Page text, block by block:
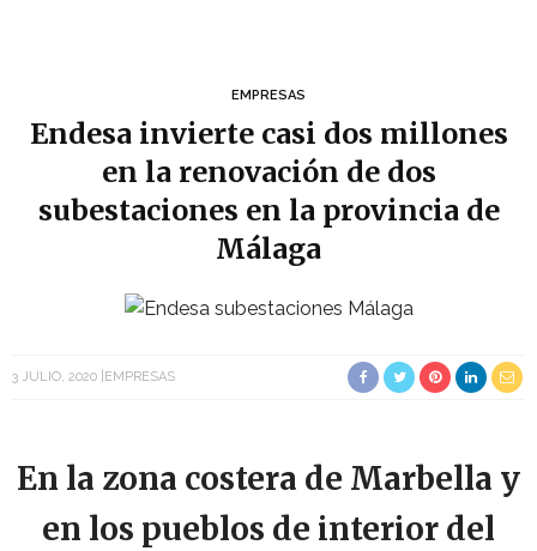
EMPRESAS
Endesa invierte casi dos millones
en la renovación de dos
subestaciones en la provincia de
Málaga
3 JULIO, 2020 EMPRESAS
En la zona costera de Marbella y
en los pueblos de interior del